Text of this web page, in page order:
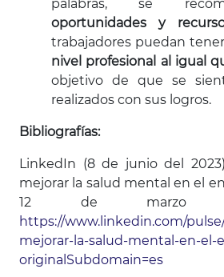
palabras, se
oportunidades y
trabajadores puedan
nivel profesional al igual
objetivo de que se
realizados con sus logros.
Bibliografías:
LinkedIn (8 de junio del
mejorar la salud mental en el
12 de marzo
https://www.linkedin.com/
mejorar-la-salud-mental-en-el-
originalSubdomain=es